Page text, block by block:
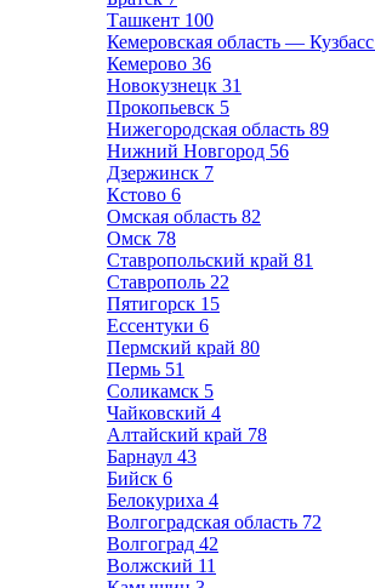
Ташкент 100
Кемеровская область — Кузбасс
Кемерово 36
Новокузнецк 31
Прокопьевск 5
Нижегородская область 89
Нижний Новгород 56
Дзержинск 7
Кстово 6
Омская область 82
Омск 78
Ставропольский край 81
Ставрополь 22
Пятигорск 15
Ессентуки 6
Пермский край 80
Пермь 51
Соликамск 5
Чайковский 4
Алтайский край 78
Барнаул 43
Бийск 6
Белокуриха 4
Волгоградская область 72
Волгоград 42
Волжский 11